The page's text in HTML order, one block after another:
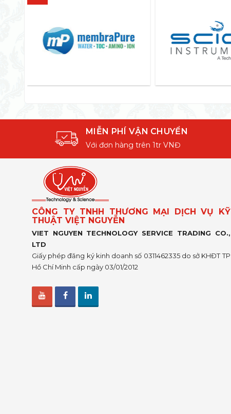
MIỄN PHÍ VẬN CHUYỂN
Với đơn hàng trên 1tr VNĐ
CÔNG TY TNHH THƯƠNG MẠI DỊCH VỤ KỸ
THUẬT VIỆT NGUYỄN
VIET NGUYEN TECHNOLOGY SERVICE TRADING CO.,
LTD
Giấy phép đăng ký kinh doanh số 0311462335 do sở KHĐT TP
Hồ Chí Minh cấp ngày 03/01/2012